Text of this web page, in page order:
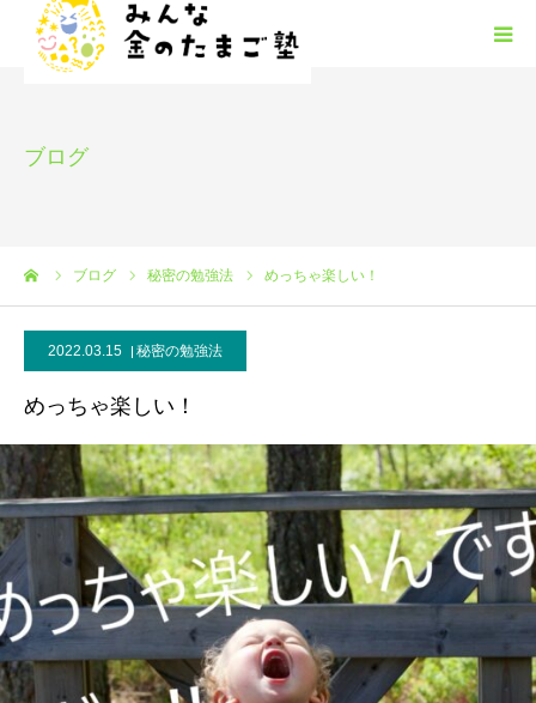
ブログ
ブログ 秘密の勉強法 めっちゃ楽しい！
2022.03.15 秘密の勉強法
めっちゃ楽しい！
塾生募集
安心安全
お問い合わせ